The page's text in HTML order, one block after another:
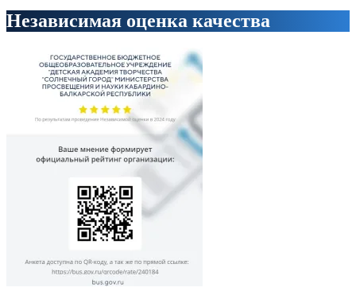
Независимая оценка качества